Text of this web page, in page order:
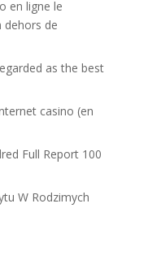
en ligne le
dehors de
as the best
casino (en
Full Report 100
W Rodzimych